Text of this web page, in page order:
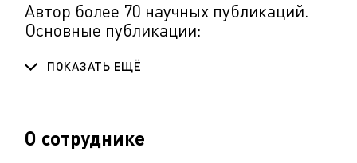
Автор более 70 научных публикаций.
Основные публикации:
ПОКАЗАТЬ ЕЩЁ
О сотруднике